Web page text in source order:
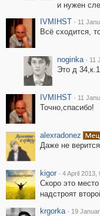
и нужен
IVMIHST · 11
Всё сходится,
noginka · 11
Это д
IVMIHST · 11
Точно,спасибо!
alexradonez
Даже не
kigor · 4 April 2013,
Cкоро это
надстроят
krgorka · 19